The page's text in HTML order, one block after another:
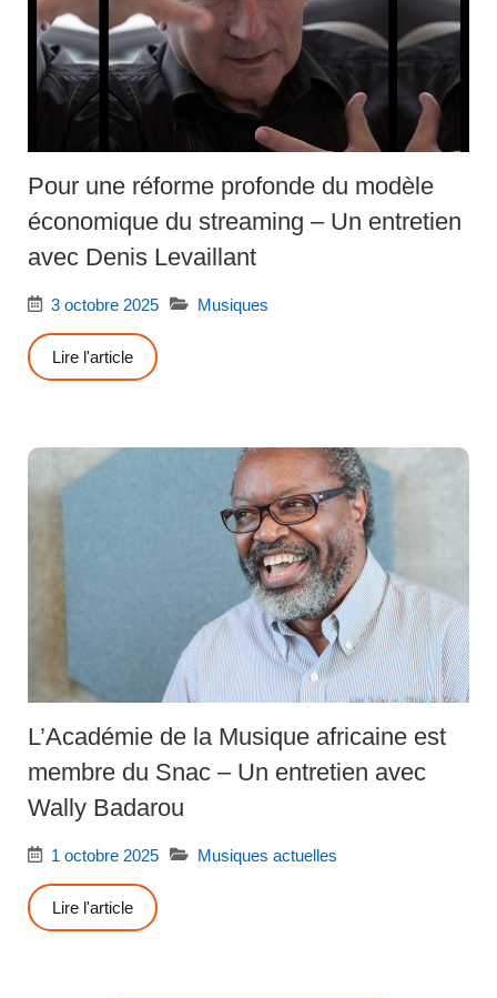
Pour une réforme profonde du modèle
économique du streaming – Un entretien
avec Denis Levaillant
3 octobre 2025 Musiques
Lire l'article
L’Académie de la Musique africaine est
membre du Snac – Un entretien avec
Wally Badarou
1 octobre 2025 Musiques actuelles
Lire l'article